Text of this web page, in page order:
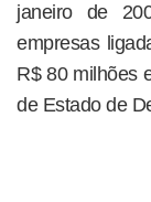
janeiro de
empresas
R$ 80 milhões
de Estado de